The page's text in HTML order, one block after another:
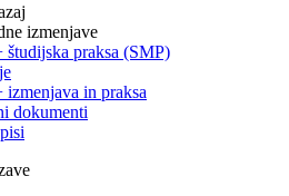
izmenjave
študijska praksa (SMP)
izmenjava in praksa
dokumenti